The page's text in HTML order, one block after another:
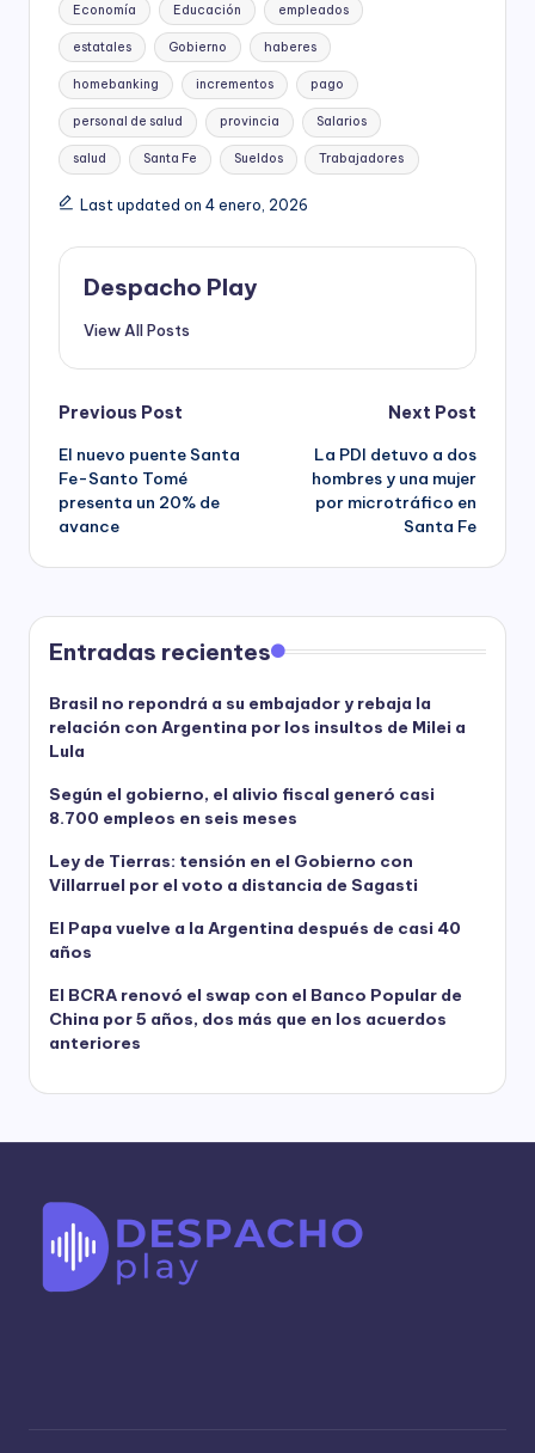
Economía Educación empleados
estatales Gobierno haberes
homebanking incrementos pago
personal de salud provincia Salarios
salud Santa Fe Sueldos Trabajadores
Last updated on 4 enero, 2026
Despacho Play
View All Posts
Post
navigation
Previous Post
El nuevo puente Santa
Fe-Santo Tomé
presenta un 20% de
avance
Next Post
La PDI detuvo a dos
hombres y una mujer
por microtráfico en
Santa Fe
Entradas recientes
Brasil no repondrá a su embajador y rebaja la
relación con Argentina por los insultos de Milei a
Lula
Según el gobierno, el alivio fiscal generó casi
8.700 empleos en seis meses
Ley de Tierras: tensión en el Gobierno con
Villarruel por el voto a distancia de Sagasti
El Papa vuelve a la Argentina después de casi 40
años
El BCRA renovó el swap con el Banco Popular de
China por 5 años, dos más que en los acuerdos
anteriores